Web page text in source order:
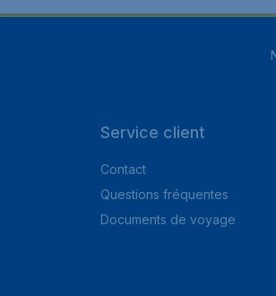
Service client
Contact
Questions fréquentes
Documents de voyage